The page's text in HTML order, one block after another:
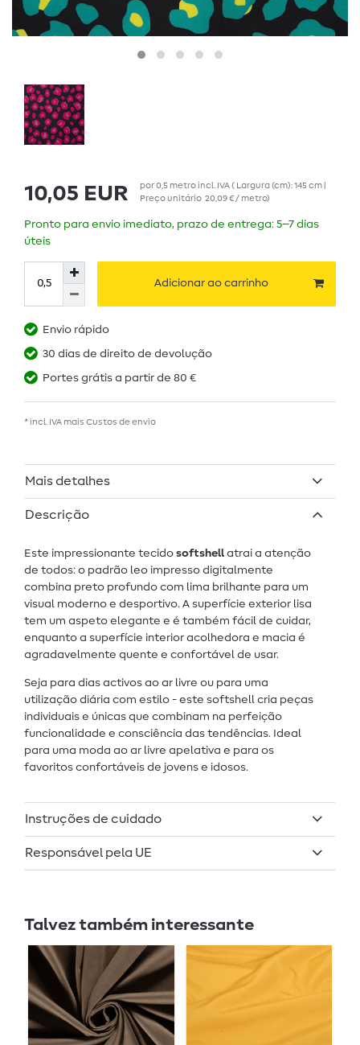
10,05 EUR por0,5 metroincl. IVA( Largura (cm): 145 cm |
Preço unitário 20,09 € / metro)
Pronto para envio imediato, prazo de entrega: 5–7 dias
úteis
Adicionar ao carrinho
Envio rápido
30 dias de direito de devolução
Portes grátis a partir de 80 €
* incl. IVA mais Custos de envio
Mais detalhes
Descrição
Este impressionante tecido softshell atrai a atenção
de todos: o padrão leo impresso digitalmente
combina preto profundo com lima brilhante para um
visual moderno e desportivo. A superfície exterior lisa
tem um aspeto elegante e é também fácil de cuidar,
enquanto a superfície interior acolhedora e macia é
agradavelmente quente e confortável de usar.
Seja para dias activos ao ar livre ou para uma
utilização diária com estilo - este softshell cria peças
individuais e únicas que combinam na perfeição
funcionalidade e consciência das tendências. Ideal
para uma moda ao ar livre apelativa e para os
favoritos confortáveis de jovens e idosos.
Instruções de cuidado
Responsável pela UE
Talvez também interessante